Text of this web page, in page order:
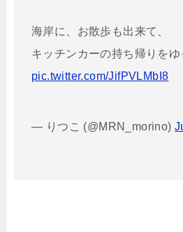
海岸に、お散歩も出来て、
キッチンカーの持ち帰りをゆ
pic.twitter.com/JifPVLMbI8
— りつこ (@MRN_morino)